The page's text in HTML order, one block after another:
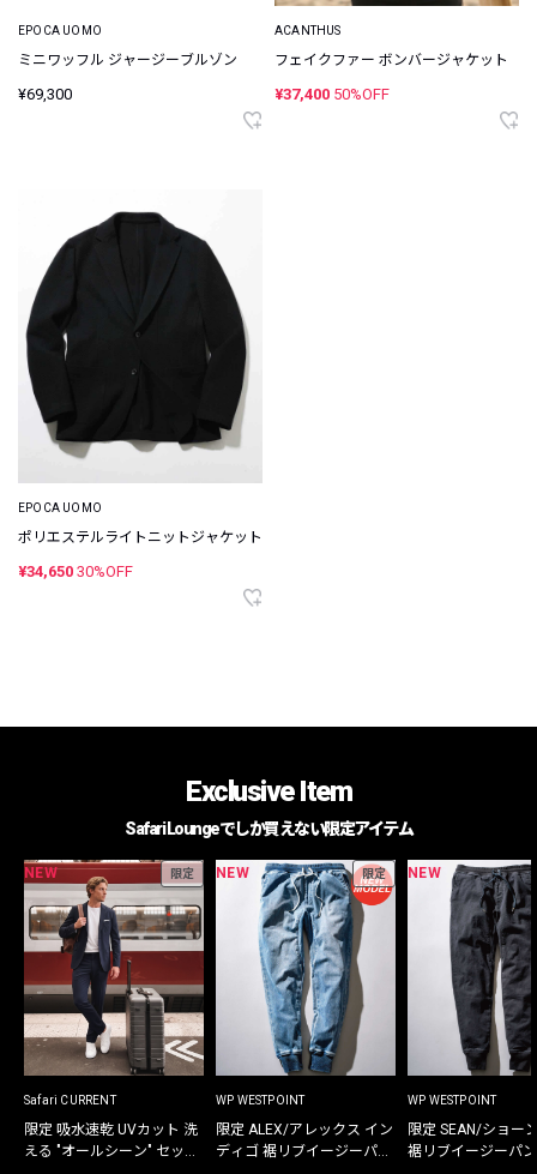
EPOCA UOMO
ミニワッフル ジャージーブルゾン
¥69,300
ACANTHUS
フェイクファー ボンバージャケット
¥37,400 50%OFF
EPOCA UOMO
ポリエステルライトニットジャケット
¥34,650 30%OFF
Exclusive Item
Safari Loungeでしか買えない限定アイテム
NEW 限定
Safari CURRENT
限定 吸水速乾 UVカット 洗
える "オールシーン" セット
NEW 限定
WP WESTPOINT
限定 ALEX/アレックス イン
ディゴ 裾リブイージーパン
NEW
WP WESTPOINT
限定 SEAN/ショー
裾リブイージーパ